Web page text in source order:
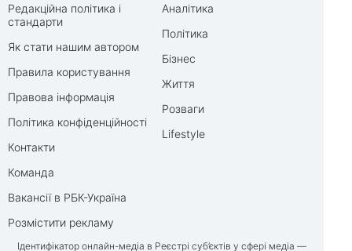
Редакційна політика і
стандарти
Як стати нашим автором
Правила користування
Правова інформація
Політика конфіденційності
Контакти
Команда
Вакансії в РБК-Україна
Розмістити рекламу
Аналітика
Політика
Бізнес
Життя
Розваги
Lifestyle
Ідентифікатор онлайн-медіа в Реєстрі суб’єктів у сфері медіа —